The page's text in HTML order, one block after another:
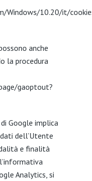
Windows/10.20/it/
anche
la procedura
gaoptout?
Google implica
dell’Utente
e finalità
Analytics, si